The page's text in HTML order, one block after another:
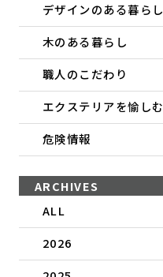
デザインのある暮らし
木のある暮らし
職人のこだわり
エクステリアを愉しむ
危険情報
ARCHIVES
ALL
2026